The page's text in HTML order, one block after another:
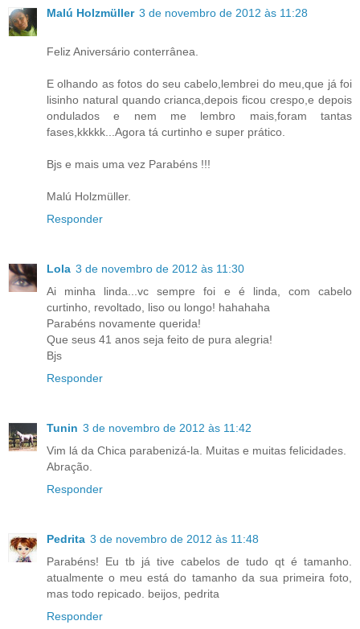
Malú Holzmüller 3 de novembro de 2012 às 11:28
Feliz Aniversário conterrânea.
E olhando as fotos do seu cabelo,lembrei do meu,que já foi
lisinho natural quando crianca,depois ficou crespo,e depois
ondulados e nem me lembro mais,foram tantas
fases,kkkkk...Agora tá curtinho e super prático.
Bjs e mais uma vez Parabéns !!!
Malú Holzmüller.
Responder
Lola 3 de novembro de 2012 às 11:30
Ai minha linda...vc sempre foi e é linda, com cabelo
curtinho, revoltado, liso ou longo! hahahaha
Parabéns novamente querida!
Que seus 41 anos seja feito de pura alegria!
Bjs
Responder
Tunin 3 de novembro de 2012 às 11:42
Vim lá da Chica parabenizá-la. Muitas e muitas felicidades.
Abração.
Responder
Pedrita 3 de novembro de 2012 às 11:48
Parabéns! Eu tb já tive cabelos de tudo qt é tamanho.
atualmente o meu está do tamanho da sua primeira foto,
mas todo repicado. beijos, pedrita
Responder